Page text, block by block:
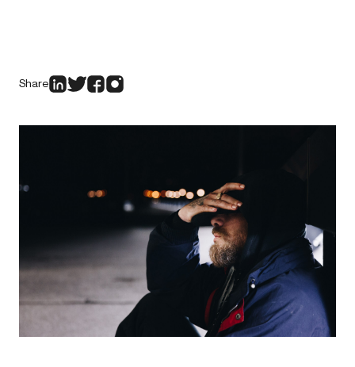
Share